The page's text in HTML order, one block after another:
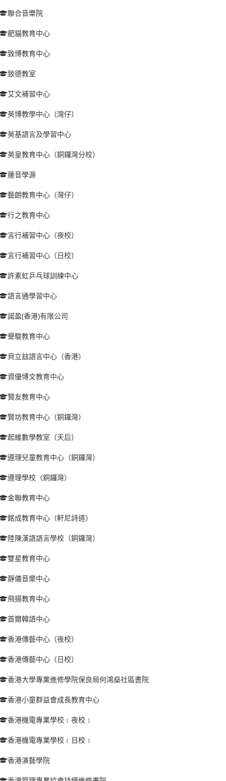
聯合音樂院
肥貓教育中心
致博教育中心
致德教室
艾文補習中心
英博教學中心（灣仔）
英基語言及學習中心
英皇教育中心（銅鑼灣分校）
蓮音學源
藝朗教育中心（灣仔）
行之教育中心
言行補習中心（夜校）
言行補習中心（日校）
許素虹乒乓球訓練中心
語言通學習中心
諾盈(香港)有限公司
譽駿教育中心
貝立玆語言中心（香港）
資優博文教育中心
賢友教育中心
賢坊教育中心（銅鑼灣）
起維數學教室（天后）
遵理兒童教育中心（銅鑼灣）
遵理學校（銅鑼灣）
金聯教育中心
銘成教育中心（軒尼詩道）
陸陳漢語語言學校（銅鑼灣）
雙星教育中心
靜儀音樂中心
飛揚教育中心
首爾韓語中心
香港傳藝中心（夜校）
香港傳藝中心（日校）
香港大學專業進修學院保良局何鴻燊社區書院
香港小童群益會成長教育中心
香港機電專業學校﹝夜校﹞
香港機電專業學校﹝日校﹞
香港演藝學院